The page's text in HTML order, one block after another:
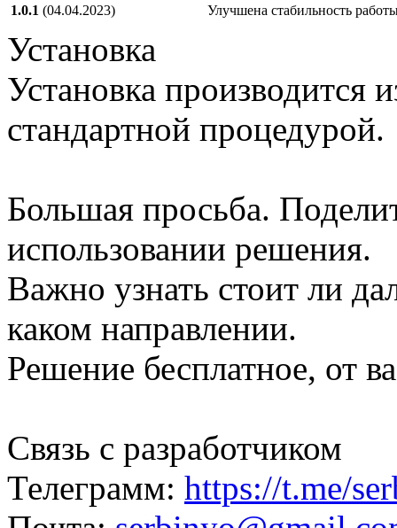
1.0.1 (04.04.2023) Улучшена стабильность
Установка
Установка производится
стандартной процедурой.
Большая просьба.
использовании решения.
Важно узнать стоит ли
каком направлении.
Решение бесплатное, от
Связь с разработчиком
Телеграмм: https://t.me/